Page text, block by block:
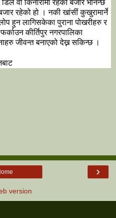
वा किनारामा रहेको बजार भनिन्छ
रहेको हो । नकी खांसीं कुखुरामार्ने
हुन लागिसकेका पुराना पोखरीहरु र
कीर्तिपुर नगरपालिका
जीवन्त बनाएको देख्न सकिन्छ ।
›
version